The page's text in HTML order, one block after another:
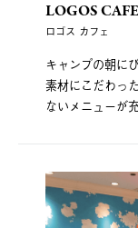
LOGOS CAFE
ロゴス カフェ
キャンプの朝に
素材にこだわっ
ないメニューが充